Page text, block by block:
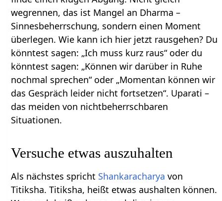
wegrennen, das ist Mangel an Dharma –
Sinnesbeherrschung, sondern einen Moment
überlegen. Wie kann ich hier jetzt rausgehen? Du
könntest sagen: „Ich muss kurz raus“ oder du
könntest sagen: „Können wir darüber in Ruhe
nochmal sprechen“ oder „Momentan können wir
das Gespräch leider nicht fortsetzen“. Uparati –
das meiden von nichtbeherrschbaren
Situationen.
Versuche etwas auszuhalten
Als nächstes spricht Shankaracharya von
Titiksha. Titiksha, heißt etwas aushalten können.